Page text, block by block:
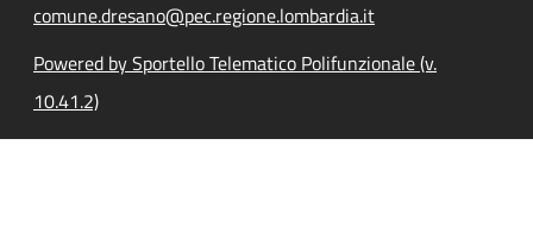
comune.dresano@pec.regione.lombardia.it
Powered by Sportello Telematico Polifunzionale (v.
10.41.2)